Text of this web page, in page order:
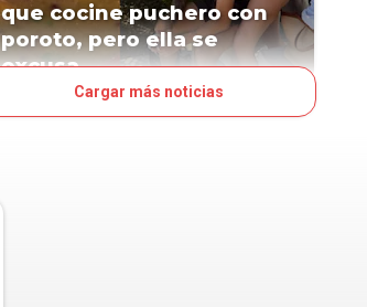
que cocine puchero con
poroto, pero ella se
excusa
Cargar más noticias